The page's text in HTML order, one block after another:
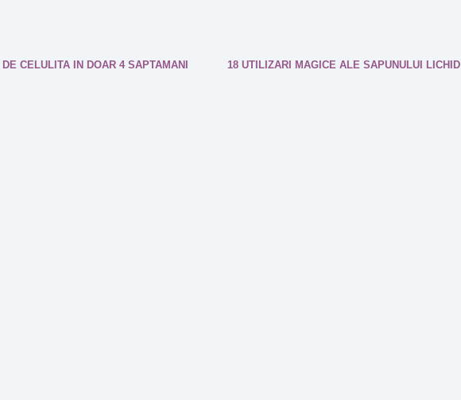
CELULITA IN DOAR 4 SAPTAMANI 18 UTILIZARI MAGICE ALE SAPUNULUI LICHID